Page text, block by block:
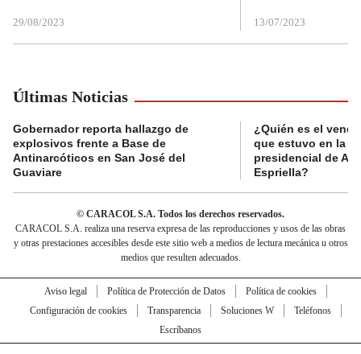
29/08/2023 13/07/2023
Últimas Noticias
Gobernador reporta hallazgo de
explosivos frente a Base de
Antinarcóticos en San José del
Guaviare
¿Quién es el
que estuvo en la
presidencial de
Espriella?
© CARACOL S.A. Todos los derechos reservados.
CARACOL S.A. realiza una reserva expresa de las reproducciones y usos de las obras
y otras prestaciones accesibles desde este sitio web a medios de lectura mecánica u otros
medios que resulten adecuados.
Aviso legal Política de Protección de Datos
Política de cookies
Configuración de cookies
Transparencia Soluciones W
Teléfonos
Escríbanos